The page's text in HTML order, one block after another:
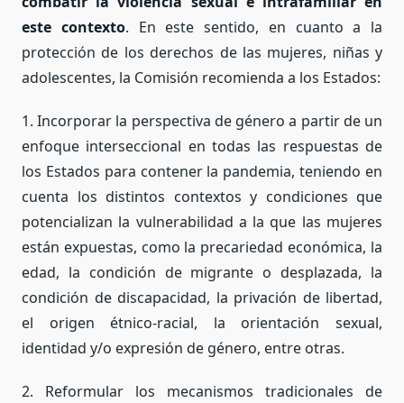
este contexto. En este sentido, en cuanto a la
protección de los derechos de las mujeres, niñas y
adolescentes, la Comisión recomienda a los Estados:
1. Incorporar la perspectiva de género a partir de un
enfoque interseccional en todas las respuestas de
los Estados para contener la pandemia, teniendo en
cuenta los distintos contextos y condiciones que
potencializan la vulnerabilidad a la que las mujeres
están expuestas, como la precariedad económica, la
edad, la condición de migrante o desplazada, la
condición de discapacidad, la privación de libertad,
el origen étnico-racial, la orientación sexual,
identidad y/o expresión de género, entre otras.
2. Reformular los mecanismos tradicionales de